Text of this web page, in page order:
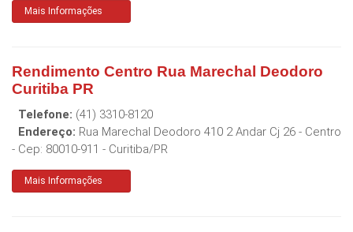
Mais Informações
Rendimento Centro Rua Marechal Deodoro
Curitiba PR
Telefone: (41) 3310-8120
Endereço: Rua Marechal Deodoro 410 2 Andar Cj 26 - Centro
- Cep: 80010-911 - Curitiba/PR
Mais Informações